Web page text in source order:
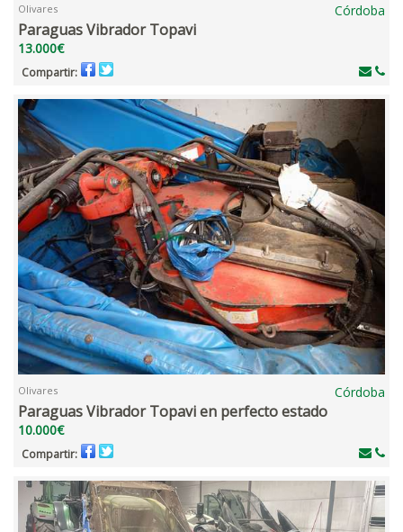
Olivares Córdoba
Paraguas Vibrador Topavi
13.000€
Compartir:
Olivares Córdoba
Paraguas Vibrador Topavi en perfecto estado
10.000€
Compartir: